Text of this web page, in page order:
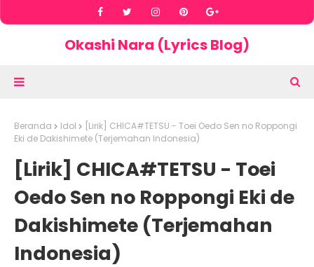
Okashi Nara (Lyrics Blog)
Beranda Idol
[Lirik] CHICA#TETSU - Toei Oedo Sen no Roppongi
Eki de Dakishimete (Terjemahan Indonesia)
[Lirik] CHICA#TETSU - Toei
Oedo Sen no Roppongi Eki de
Dakishimete (Terjemahan
Indonesia)